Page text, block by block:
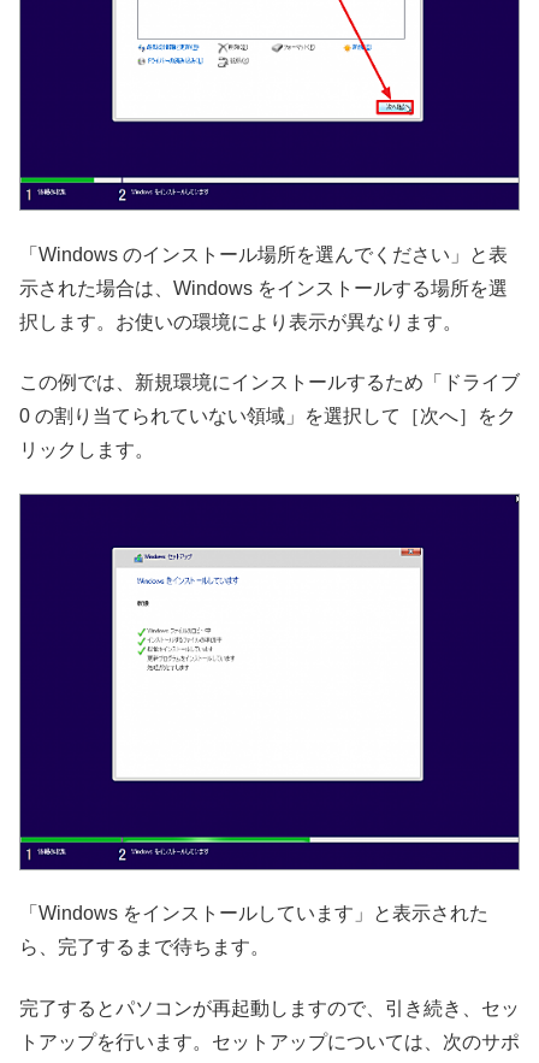
「Windows のインストール場所を選んでください」と表
示された場合は、Windows をインストールする場所を選
択します。お使いの環境により表示が異なります。
この例では、新規環境にインストールするため「ドライブ
0 の割り当てられていない領域」を選択して［次へ］をク
リックします。
「Windows をインストールしています」と表示された
ら、完了するまで待ちます。
完了するとパソコンが再起動しますので、引き続き、セッ
トアップを行います。セットアップについては、次のサポ